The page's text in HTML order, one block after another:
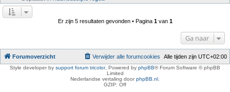
Er zijn 5 resultaten gevonden • Pagina 1van 1
Ga naar
Forumoverzicht Alle tijden zijn UTC+02:00
Verwijder alle forumcookies
Style developer by support forum tricolor, Powered by phpBB® Forum Software © phpBB
Limited
Nederlandse vertaling doorphpBB.nl
GZIP: Off